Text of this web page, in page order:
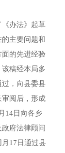
《办法》起草
主要问题和
的先进经验
该稿经本局多
过 ， 向县委县
审阅后 ， 形成
月 14日向各乡
府法律顾问
月 17 日通过县